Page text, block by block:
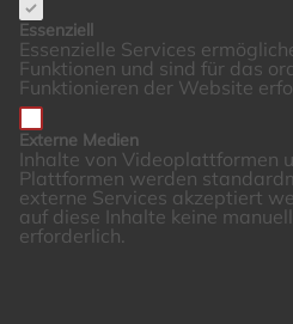
Essenziell
Essenzielle Services
Funktionen und sind für das
Funktionieren der Website
Externe Medien
Inhalte von Videoplattformen
Plattformen werden
externe Services akzeptiert
auf diese Inhalte keine
erforderlich.